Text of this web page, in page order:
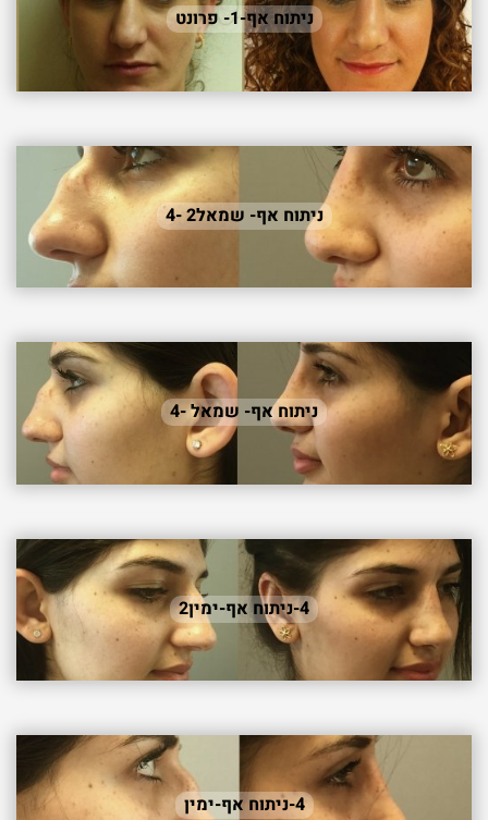
ניתוח אף-1- פרונט
ניתוח אף- שמאל2 -4
ניתוח אף- שמאל -4
4-ניתוח אף-ימין2
4-ניתוח אף-ימין